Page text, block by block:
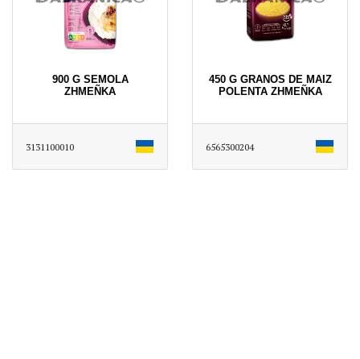
900 G SEMOLA
ZHMEÑKA
3131100010
450 G GRANOS DE MAIZ
POLENTA ZHMEÑKA
6565300204